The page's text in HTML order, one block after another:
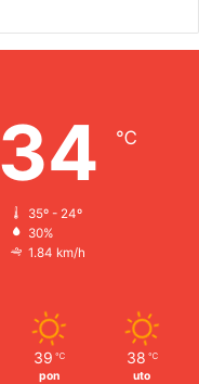
34 ℃
35º - 24º
30%
1.84 km/h
39 ℃
pon
38 ℃
uto